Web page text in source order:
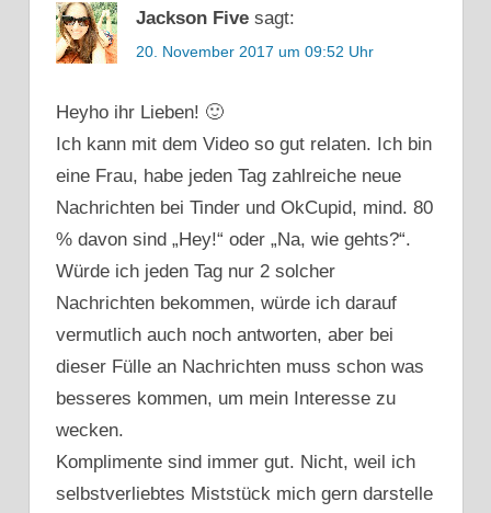
DOS
AND
DON'TS
DATING
ERFOLGSCODE
ONLINE
DATING
DATING
FAILS
ONLINE
DATING
DATING
PROFIL
Jackson Five sagt:
20. November 2017 um 09:52 Uhr
Heyho ihr Lieben! 🙂
Ich kann mit dem Video so gut relaten. Ich bin
eine Frau, habe jeden Tag zahlreiche neue
Nachrichten bei Tinder und OkCupid, mind. 80
% davon sind „Hey!“ oder „Na, wie gehts?“.
Würde ich jeden Tag nur 2 solcher
Nachrichten bekommen, würde ich darauf
vermutlich auch noch antworten, aber bei
dieser Fülle an Nachrichten muss schon was
besseres kommen, um mein Interesse zu
wecken.
Komplimente sind immer gut. Nicht, weil ich
selbstverliebtes Miststück mich gern darstelle